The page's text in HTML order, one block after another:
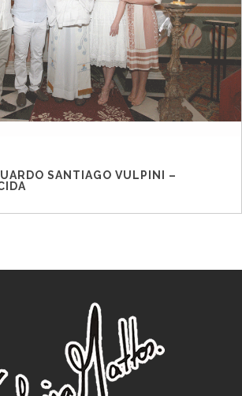
SANTIAGO VULPINI –